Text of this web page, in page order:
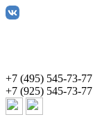
+7 (495) 545-73-77
+7 (925) 545-73-77